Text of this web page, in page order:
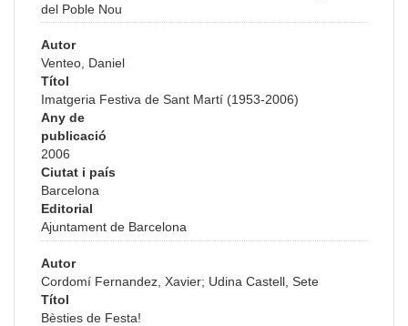
del Poble Nou
Autor
Venteo, Daniel
Títol
Imatgeria Festiva de Sant Martí (1953-2006)
Any de
publicació
2006
Ciutat i país
Barcelona
Editorial
Ajuntament de Barcelona
Autor
Cordomí Fernandez, Xavier; Udina Castell, Sete
Títol
Bèsties de Festa!